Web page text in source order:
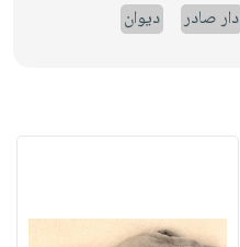
دار صادر ديوان